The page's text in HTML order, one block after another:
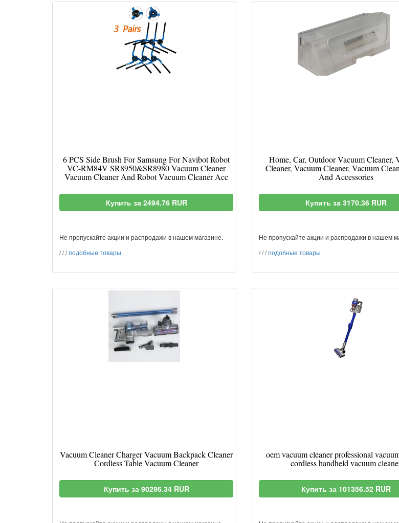
6 PCS Side Brush For Samsung For Navibot Robot
VC-RM84V SR8950&SR8980 Vacuum Cleaner
Vacuum Cleaner And Robot Vacuum Cleaner Acc
Купить за 2494.76 RUR
Не пропускайте акции и распродажи в нашем магазине.
///подобные товары
Home, Car, Outdoor Vacuum Cleaner,
Cleaner, Vacuum Cleaner, Vacuum
And Accessories
Купить за 3170.36 RUR
Не пропускайте акции и распродажи в нашем
///подобные товары
Vacuum Cleaner Charger Vacuum Backpack Cleaner
Cordless Table Vacuum Cleaner
Купить за 90296.34 RUR
oem vacuum cleaner professional
cordless handheld vacuum
Купить за 101356.52 RUR